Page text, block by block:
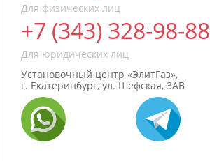
Для физических лиц
+7 (343) 328-98-88
Для юридических лиц
Установочный центр «ЭлитГаз»,
г. Екатеринбург, ул. Шефская, 3АВ